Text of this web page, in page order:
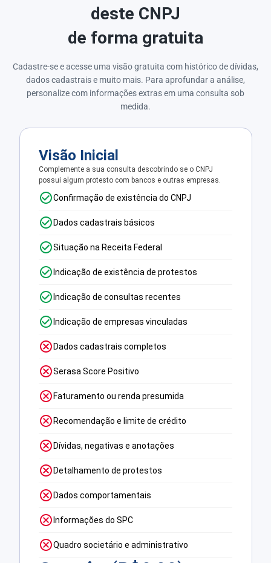
deste CNPJ
de forma gratuita
Cadastre-se e acesse uma visão gratuita com histórico de dívidas,
dados cadastrais e muito mais. Para aprofundar a análise,
personalize com informações extras em uma consulta sob
medida.
Visão Inicial
Complemente a sua consulta descobrindo se o CNPJ
possui algum protesto com bancos e outras empresas.
Confirmação de existência do CNPJ
Dados cadastrais básicos
Situação na Receita Federal
Indicação de existência de protestos
Indicação de consultas recentes
Indicação de empresas vinculadas
Dados cadastrais completos
Serasa Score Positivo
Faturamento ou renda presumida
Recomendação e limite de crédito
Dívidas, negativas e anotações
Detalhamento de protestos
Dados comportamentais
Informações do SPC
Quadro societário e administrativo